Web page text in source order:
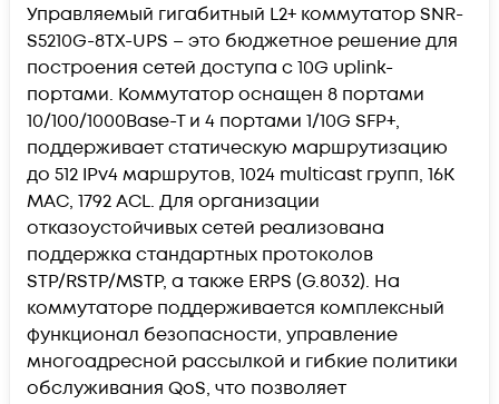
Управляемый гигабитный L2+ коммутатор SNR-
S5210G-8TX-UPS – это бюджетное решение для
построения сетей доступа c 10G uplink-
портами. Коммутатор оснащен 8 портами
10/100/1000Base-T и 4 портами 1/10G SFP+,
поддерживает статическую маршрутизацию
до 512 IPv4 маршрутов, 1024 multicast групп, 16K
MAC, 1792 ACL. Для организации
отказоустойчивых сетей реализована
поддержка стандартных протоколов
STP/RSTP/MSTP, а также ERPS (G.8032). На
коммутаторе поддерживается комплексный
функционал безопасности, управление
многоадресной рассылкой и гибкие политики
обслуживания QoS, что позволяет